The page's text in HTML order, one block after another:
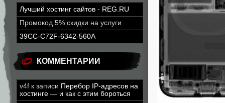
Лучший хостинг сайтов - REG.RU
Промокод 5% скидки на услуги
39CC-C72F-6342-560A
КОММЕНТАРИИ
v4f к записи Перебор IP-адресов на
хостинге — и как с этим бороться